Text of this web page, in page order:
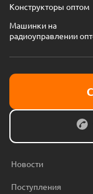
Конструкторы оптом
Машинки на
радиоуправлении
Новости
Поступления